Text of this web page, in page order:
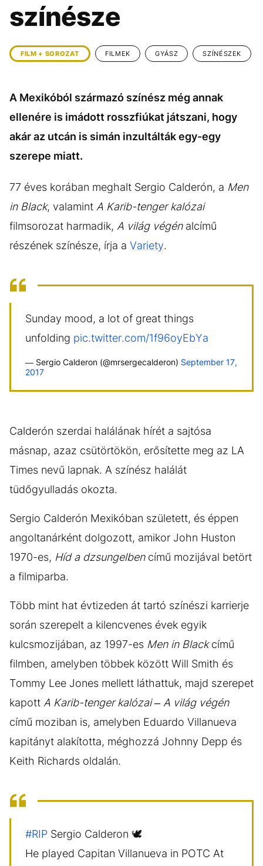
KÖZÉLET
ÉLETMÓD
BESZÉLGETÉSEK ARCOK
GASZTRO
színésze
FILM + SOROZAT FILMEK GYÁSZ SZÍNÉSZEK
A Mexikóból származó színész még annak
ellenére is imádott rosszfiúkat játszani, hogy
akár az utcán is simán inzultálták egy-egy
szerepe miatt.
77 éves korában meghalt Sergio Calderón, a Men
in Black, valamint A Karib-tenger kalózai
filmsorozat harmadik, A világ végénalcímű
részének színésze, írja a Variety.
Sunday mood, a lot of great things
unfolding pic.twitter.com/1f96oyEbYa
— Sergio Calderon (@mrsergecalderon) September 17,
2017
Calderón szerdai halálának hírét a sajtósa
másnap, azaz csütörtökön, erősítette meg az LA
Times nevű lapnak. A színész halálát
tüdőgyulladás okozta.
Sergio Calderón Mexikóban született, és éppen
angoltanárként dolgozott, amikor John Huston
1970-es, Híd a dzsungelbencímű mozijával betört
a filmiparba.
Több mint hat évtizeden át tartó színészi karrierje
során szerepelt a kilencvenes évek egyik
kulcsmozijában, az 1997-es Men in Blackcímű
filmben, amelyben többek között Will Smith és
Tommy Lee Jones mellett láthattuk, majd szerepet
kapott A Karib-tenger kalózai – A világ végén
című moziban is, amelyben Eduardo Villanueva
kapitányt alakította, méghozzá Johnny Depp és
Keith Richards oldalán.
#RIP Sergio Calderon 🕊️
He played Capitan Villanueva in POTC At